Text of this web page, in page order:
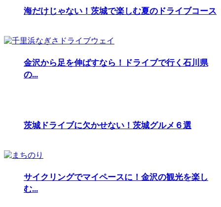
海だけじゃない！茨城で楽しむ夏のドライブコース
金沢から足を伸ばすなら！ドライブで行く石川県
の...
茨城ドライブに欠かせない！茨城グルメ６選
サイクリングでマイペースに！金沢の観光を楽し
む...